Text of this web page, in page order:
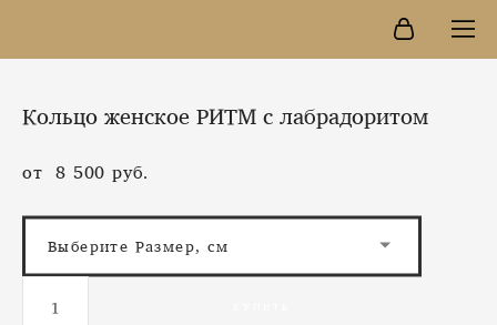
Кольцо женское РИТМ с лабрадоритом
от 8 500 pуб.
Выберите Размер, см